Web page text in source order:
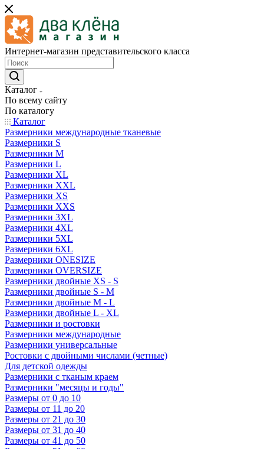
Интернет-магазин представительского класса
Каталог
По всему сайту
По каталогу
Каталог
Размерники международные тканевые
Размерники S
Размерники M
Размерники L
Размерники XL
Размерники XXL
Размерники XS
Размерники XXS
Размерники 3XL
Размерники 4XL
Размерники 5XL
Размерники 6XL
Размерники ONESIZE
Размерники OVERSIZE
Размерники двойные XS - S
Размерники двойные S - M
Размерники двойные M - L
Размерники двойные L - XL
Размерники и ростовки
Размерники международные
Размерники универсальные
Ростовки с двойными числами (четные)
Для детской одежды
Размерники с тканым краем
Размерники "месяцы и годы"
Размеры от 0 до 10
Размеры от 11 до 20
Размеры от 21 до 30
Размеры от 31 до 40
Размеры от 41 до 50